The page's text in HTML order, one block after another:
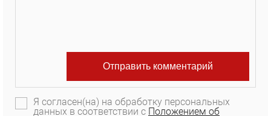
Я согласен(на) на обработку персональных
данных в соответствии с Положением об